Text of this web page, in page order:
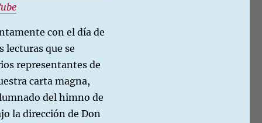
con el día de
lecturas que se
representantes de
carta magna,
del himno de
la dirección de Don